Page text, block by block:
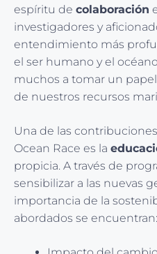
espíritu de colaboración
investigadores y
entendimiento más
el ser humano y el
muchos a tomar un
de nuestros recursos
Una de las
Ocean Race es la
propicia. A través de
sensibilizar a las nuevas
importancia de la
abordados se encuentran: